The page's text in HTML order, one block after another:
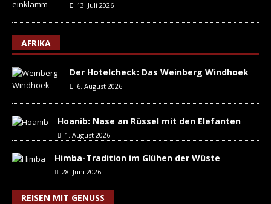
13. Juli 2026
AFRIKA
Der Hotelcheck: Das Weinberg Windhoek
6. August 2026
Hoanib: Nase an Rüssel mit den Elefanten
1. August 2026
Himba-Tradition im Glühen der Wüste
28. Juni 2026
REISEN MIT GENUSS